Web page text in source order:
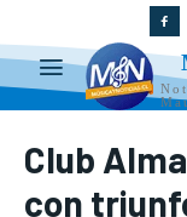
Club
con